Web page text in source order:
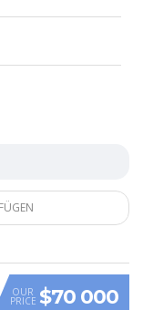
OUR
PRICE $70 000